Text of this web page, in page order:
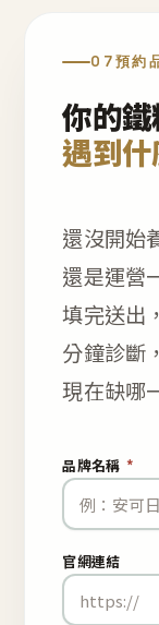
07預約
你的鐵
遇到
還沒開始
還是運營
填完送出
分鐘診斷
現在缺哪
品牌名稱 *
官網連結